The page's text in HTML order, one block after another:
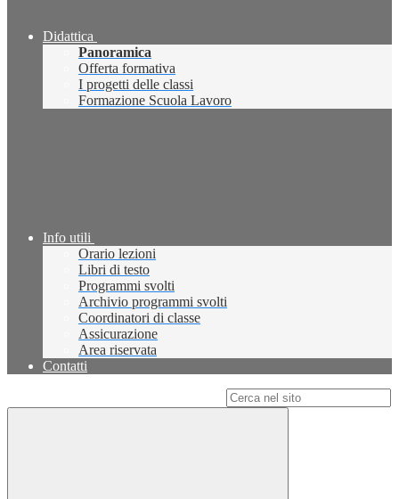
Didattica
Panoramica
Offerta formativa
I progetti delle classi
Formazione Scuola Lavoro
Info utili
Orario lezioni
Libri di testo
Programmi svolti
Archivio programmi svolti
Coordinatori di classe
Assicurazione
Area riservata
Contatti